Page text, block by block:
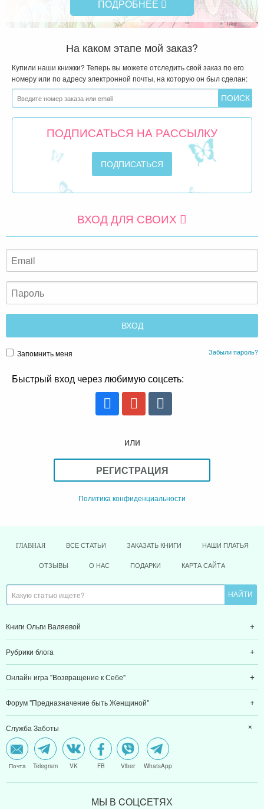
ПОДРОБНЕЕ
На каком этапе мой заказ?
Купили наши книжки? Теперь вы можете отследить свой заказ по его
номеру или по адресу электронной почты, на которую он был сделан:
ПОДПИСАТЬСЯ НА РАССЫЛКУ
ВХОД ДЛЯ СВОИХ
Запомнить меня Забыли пароль?
Быстрый вход через любимую соцсеть:
или
РЕГИСТРАЦИЯ
Политика конфиденциальности
ГЛАВНАЯ ВСЕ СТАТЬИ ЗАКАЗАТЬ КНИГИ НАШИ ПЛАТЬЯ
ОТЗЫВЫ О НАС ПОДАРКИ КАРТА САЙТА
Книги Ольги Валяевой
Рубрики блога
Онлайн игра "Возвращение к Себе"
Форум "Предназначение быть Женщиной"
Служба Заботы
Почта Telegram VK FB Viber WhatsApp
МЫ В CОЦCЕТЯХ